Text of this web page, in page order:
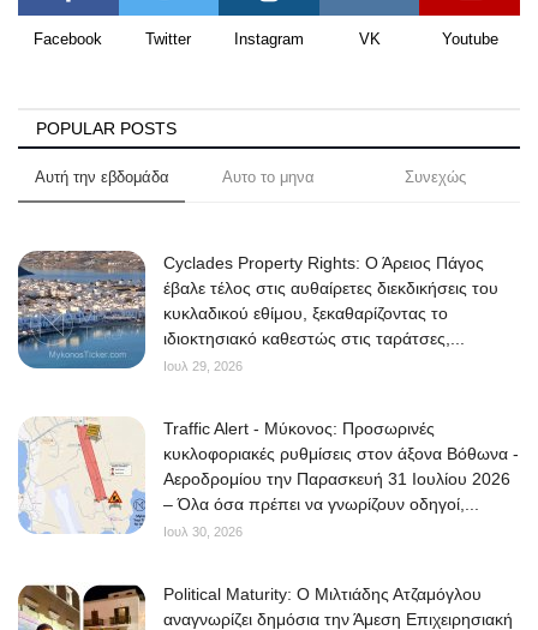
Facebook Twitter Instagram VK Youtube
POPULAR POSTS
Αυτή την εβδομάδα Αυτο το μηνα Συνεχώς
Cyclades Property Rights: Ο Άρειος Πάγος
έβαλε τέλος στις αυθαίρετες διεκδικήσεις του
κυκλαδικού εθίμου, ξεκαθαρίζοντας το
ιδιοκτησιακό καθεστώς στις ταράτσες,...
Ιουλ 29, 2026
Traffic Alert - Μύκονος: Προσωρινές
κυκλοφοριακές ρυθμίσεις στον άξονα Βόθωνα -
Αεροδρομίου την Παρασκευή 31 Ιουλίου 2026
– Όλα όσα πρέπει να γνωρίζουν οδηγοί,...
Ιουλ 30, 2026
Political Maturity: Ο Μιλτιάδης Ατζαμόγλου
αναγνωρίζει δημόσια την Άμεση Επιχειρησιακή